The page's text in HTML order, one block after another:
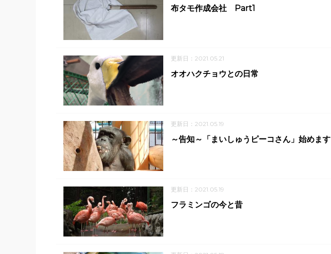
布タモ作成会社 Part1
更新日：2021.05.21
オオハクチョウとの日常
更新日：2021.05.19
～告知～「まいしゅうピーコさん」始めます
更新日：2021.05.19
フラミンゴの今と昔